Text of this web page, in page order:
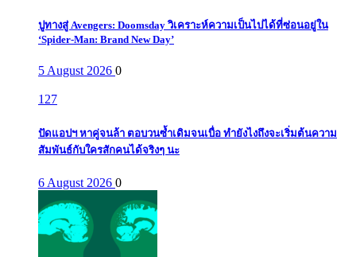
ปูทางสู่ Avengers: Doomsday วิเคราะห์ความเป็นไปได้ที่ซ่อนอยู่ใน
‘Spider-Man: Brand New Day’
5 August 2026 0
127
ปัดแอปฯ หาคู่จนล้า ตอบวนซ้ำเดิมจนเบื่อ ทำยังไงถึงจะเริ่มต้นความ
สัมพันธ์กับใครสักคนได้จริงๆ นะ
6 August 2026 0